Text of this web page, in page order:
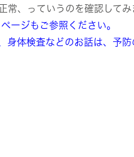
常、っていうのを確認してみ
ジもご参照ください。
身体検査などのお話は、予防